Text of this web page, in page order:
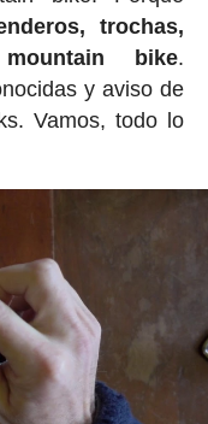
trochas,
bike.
y aviso de
Vamos, todo lo